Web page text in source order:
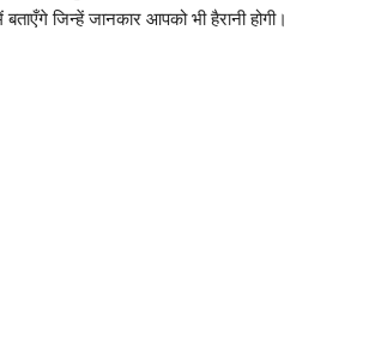
जिन्हें जानकार आपको भी हैरानी होगी।